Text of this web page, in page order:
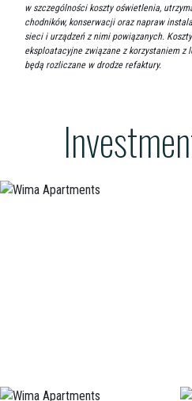
w szczególności koszty oświetlenia,
chodników, konserwacji oraz napraw
sieci i urządzeń z nimi powiązanych.
eksploatacyjne związane z korzystaniem z
będą rozliczane w drodze refaktury.